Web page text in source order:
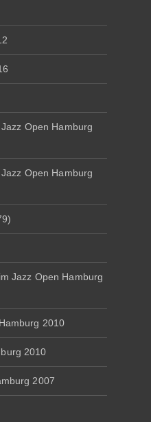
Open Hamburg
Open Hamburg
Jazz Open Hamburg
2010
2010
2007